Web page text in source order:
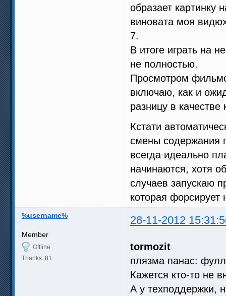
образает картинку
виновата моя
7.
В итоге играть на
не полностью.
Просмотром
включаю, как и
разницу в качестве
Кстати
смены содержания
всегда идеально
начинаются, хотя
случаев запускаю
которая форсирует
%username% 28-11-2012
Member
Offline
Thanks: 81
tormozit
плязма панас:
Кажется кто-то не
А у техподдержки,